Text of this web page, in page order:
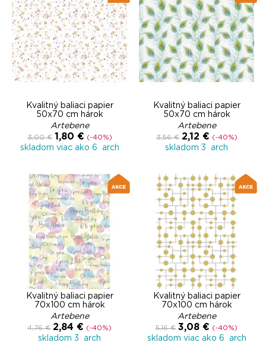
Kvalitný baliaci papier
50x70 cm hárok
Artebene
3,00 € 1,80 € (-40%)
skladom viac ako 6 arch
Kvalitný baliaci papier
50x70 cm hárok
Artebene
3,56 € 2,12 € (-40%)
skladom 3 arch
Kvalitný baliaci papier
70x100 cm hárok
Artebene
4,76 € 2,84 € (-40%)
skladom 3 arch
Kvalitný baliaci papier
70x100 cm hárok
Artebene
5,16 € 3,08 € (-40%)
skladom viac ako 6 arch